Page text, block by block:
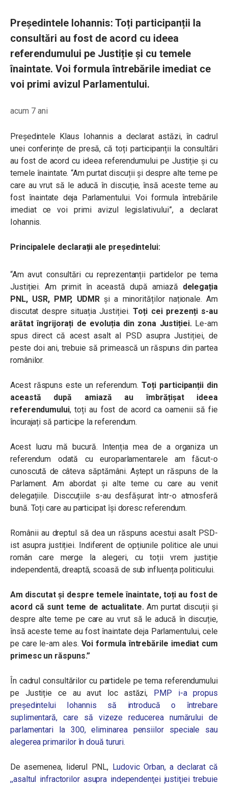
Președintele Iohannis: Toți participanții la
consultări au fost de acord cu ideea
referendumului pe Justiție și cu temele
înaintate. Voi formula întrebările imediat ce
voi primi avizul Parlamentului.
acum 7 ani
Președintele Klaus Iohannis a declarat astăzi, în cadrul
unei conferințe de presă, că toți participanții la consultări
au fost de acord cu ideea referendumului pe Justiție și cu
temele înaintate. “Am purtat discuții și despre alte teme pe
care au vrut să le aducă în discuție, însă aceste teme au
fost înaintate deja Parlamentului. Voi formula întrebările
imediat ce voi primi avizul legislativului”, a declarat
Iohannis.
Principalele declarații ale președintelui:
“Am avut consultări cu reprezentanții partidelor pe tema
Justiției. Am primit în această după amiază delegația
PNL, USR, PMP, UDMR și a minorităților naționale. Am
discutat despre situația Justiției.Toți cei prezenți s-au
arătat îngrijorați de evoluția din zona Justiției.Le-am
spus direct că acest asalt al PSD asupra Justiției, de
peste doi ani, trebuie să primească un răspuns din partea
românilor.
Acest răspuns este un referendum.Toți participanții din
această după amiază au îmbrățișat ideea
referendumului, toți au fost de acord ca oamenii să fie
încurajați să participe la referendum.
Acest lucru mă bucură. Intenția mea de a organiza un
referendum odată cu europarlamentarele am făcut-o
cunoscută de câteva săptămâni. Aștept un răspuns de la
Parlament. Am abordat și alte teme cu care au venit
delegațiile. Disccuțiile s-au desfășurat într-o atmosferă
bună. Toți care au participat își doresc referendum.
Românii au dreptul să dea un răspuns acestui asalt PSD-
ist asupra justiției. Indiferent de opțiunile politice ale unui
român care merge la alegeri, cu toții vrem justiție
independentă, dreaptă, scoasă de sub influența politicului.
Am discutat și despre temele înaintate, toți au fost de
acord că sunt teme de actualitate.Am purtat discuții și
despre alte teme pe care au vrut să le aducă în discuție,
însă aceste teme au fost înaintate deja Parlamentului, cele
pe care le-am ales. Voi formula întrebările imediat cum
primesc un răspuns.”
În cadrul consultărilor cu partidele pe tema referendumului
pe Justiție ce au avut loc astăzi, PMP
i-a propus
președintelui Iohannis să introducă o întrebare
suplimentară, care să vizeze reducerea numărului de
parlamentari la 300, eliminarea pensiilor speciale sau
alegerea primarilor în două tururi.
De asemenea, liderul PNL, Ludovic Orban, a declarat că
,,asaltul infractorilor asupra independenţei justiţiei trebuie